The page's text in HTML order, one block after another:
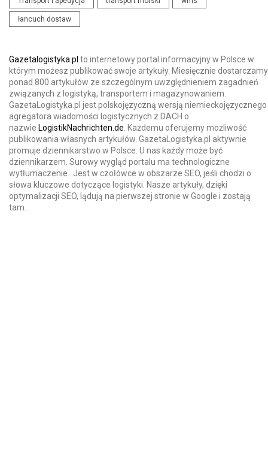
łancuch dostaw
Gazetalogistyka.pl to internetowy portal informacyjny w Polsce w
którym możesz publikować swoje artykuły. Miesięcznie dostarczamy
ponad 800 artykułów ze szczególnym uwzględnieniem zagadnień
związanych z logistyką, transportem i magazynowaniem.
GazetaLogistyka.pl jest polskojęzyczną wersją niemieckojęzycznego
agregatora wiadomości logistycznych z DACH o
nazwie LogistikNachrichten.de. Każdemu oferujemy możliwość
publikowania własnych artykułów. GazetaLogistyka.pl aktywnie
promuje dziennikarstwo w Polsce. U nas każdy może być
dziennikarzem. Surowy wygląd portalu ma technologiczne
wytłumaczenie. Jest w czołówce w obszarze SEO, jeśli chodzi o
słowa kluczowe dotyczące logistyki. Nasze artykuły, dzięki
optymalizacji SEO, lądują na pierwszej stronie w Google i zostają
tam.